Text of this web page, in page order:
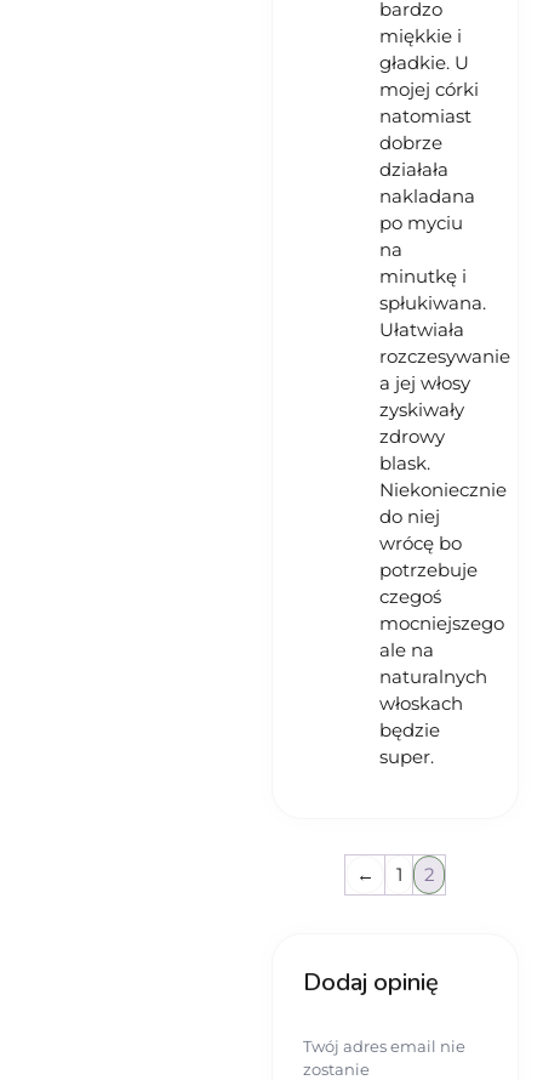
bardzo
miękkie i
gładkie. U
mojej córki
natomiast
dobrze
działała
nakladana
po myciu
na
minutkę i
spłukiwana.
Ułatwiała
rozczesywanie
a jej włosy
zyskiwały
zdrowy
blask.
Niekoniecznie
do niej
wrócę bo
potrzebuje
czegoś
mocniejszego
ale na
naturalnych
włoskach
będzie
super.
← 1 2
Dodaj opinię
Twój adres email nie
zostanie